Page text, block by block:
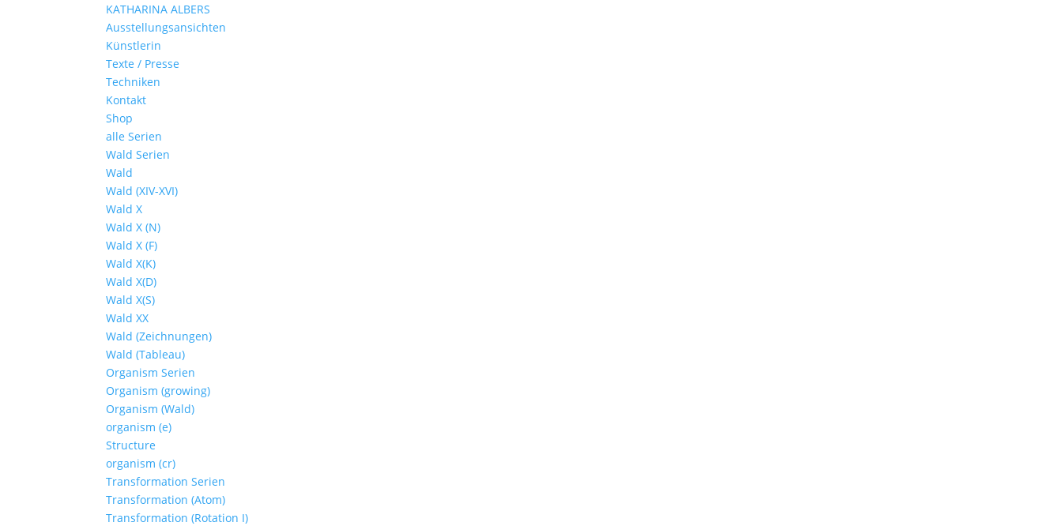
KATHARINA ALBERS
Ausstellungsansichten
Künstlerin
Texte / Presse
Techniken
Kontakt
Shop
alle Serien
Wald Serien
Wald
Wald (XIV-XVI)
Wald X
Wald X (N)
Wald X (F)
Wald X(K)
Wald X(D)
Wald X(S)
Wald XX
Wald (Zeichnungen)
Wald (Tableau)
Organism Serien
Organism (growing)
Organism (Wald)
organism (e)
Structure
organism (cr)
Transformation Serien
Transformation (Atom)
Transformation (Rotation I)